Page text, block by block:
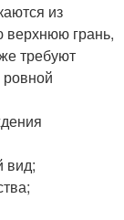
из
верхнюю грань,
требуют
вид;